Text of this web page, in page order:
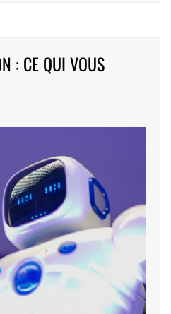
: CE QUI VOUS